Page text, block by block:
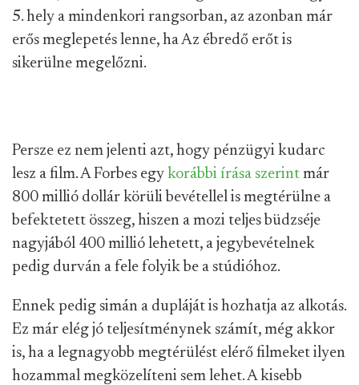
5. hely a mindenkori rangsorban, az azonban már
erős meglepetés lenne, ha Az ébredő erőt is
sikerülne megelőzni.
Persze ez nem jelenti azt, hogy pénzügyi kudarc
lesz a film. A Forbes egy korábbi írása szerint már
800 millió dollár körüli bevétellel is megtérülne a
befektetett összeg, hiszen a mozi teljes büdzséje
nagyjából 400 millió lehetett, a jegybevételnek
pedig durván a fele folyik be a stúdióhoz.
Ennek pedig simán a dupláját is hozhatja az alkotás.
Ez már elég jó teljesítménynek számít, még akkor
is, ha a legnagyobb megtérülést elérő filmeket ilyen
hozammal megközelíteni sem lehet. A kisebb